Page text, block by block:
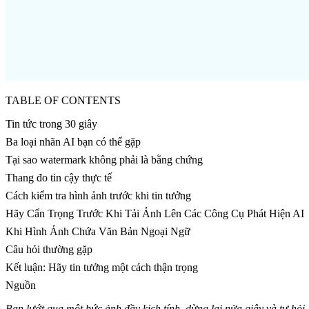
TABLE OF CONTENTS
Tin tức trong 30 giây
Ba loại nhãn AI bạn có thể gặp
Tại sao watermark không phải là bằng chứng
Thang đo tin cậy thực tế
Cách kiểm tra hình ảnh trước khi tin tưởng
Hãy Cẩn Trọng Trước Khi Tải Ảnh Lên Các Công Cụ Phát Hiện AI
Khi Hình Ảnh Chứa Văn Bản Ngoại Ngữ
Câu hỏi thường gặp
Kết luận: Hãy tin tưởng một cách thận trọng
Nguồn